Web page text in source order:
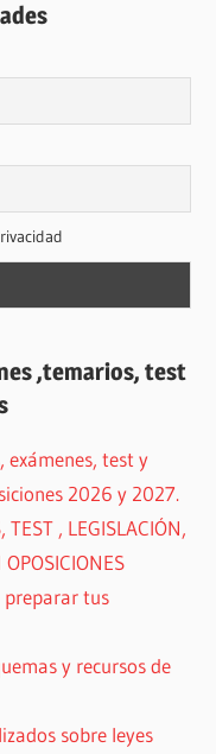
,temarios, test
exámenes, test y
2026 y 2027.
, LEGISLACIÓN,
OPOSICIONES
preparar tus
y recursos de
sobre leyes